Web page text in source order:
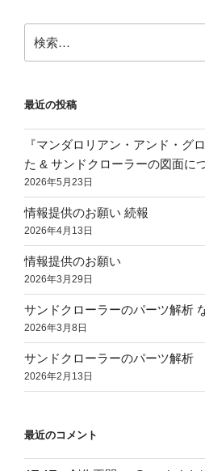
ー
ジ
り
索:
最近の投稿
『マンダロリアン・アンド・グ
た & サンドクローラーの図面に
2026年5月23日
情報提供のお願い 続報
2026年4月13日
情報提供のお願い
2026年3月29日
サンドクローラーのパーツ解析
2026年3月8日
サンドクローラーのパーツ解析
2026年2月13日
最近のコメント